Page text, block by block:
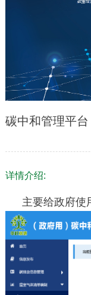
碳中和管理平台
详情介绍:
主要给政府使